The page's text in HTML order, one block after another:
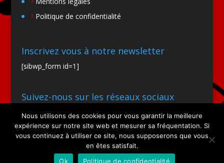
Politique de confidentialité
Inscrivez vous à notre newsletter
[sibwp_form id=1]
Suivez-nous sur les réseaux sociaux
Nous utilisons des cookies pour vous garantir la meilleure
expérience sur notre site web et mesurer sa fréquentation. Si
vous continuez à utiliser ce site, nous supposerons que vous
en êtes satisfait.
Ok
Politique de confidentialité